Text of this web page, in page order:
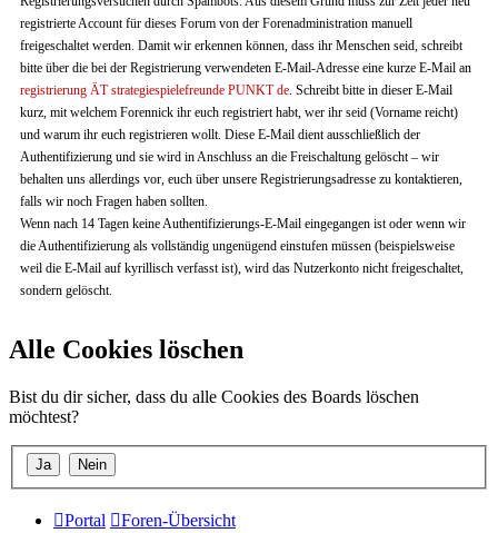
registrierte Account für dieses Forum von der Forenadministration manuell
freigeschaltet werden. Damit wir erkennen können, dass ihr Menschen seid, schreibt
bitte über die bei der Registrierung verwendeten E-Mail-Adresse eine kurze E-Mail an
registrierung ÄT strategiespielefreunde PUNKT de. Schreibt bitte in dieser E-Mail
kurz, mit welchem Forennick ihr euch registriert habt, wer ihr seid (Vorname reicht)
und warum ihr euch registrieren wollt. Diese E-Mail dient ausschließlich der
Authentifizierung und sie wird in Anschluss an die Freischaltung gelöscht – wir
behalten uns allerdings vor, euch über unsere Registrierungsadresse zu kontaktieren,
falls wir noch Fragen haben sollten.
Wenn nach 14 Tagen keine Authentifizierungs-E-Mail eingegangen ist oder wenn wir
die Authentifizierung als vollständig ungenügend einstufen müssen (beispielsweise
weil die E-Mail auf kyrillisch verfasst ist), wird das Nutzerkonto nicht freigeschaltet,
sondern gelöscht.
Alle Cookies löschen
Bist du dir sicher, dass du alle Cookies des Boards löschen
möchtest?
Portal
Foren-Übersicht